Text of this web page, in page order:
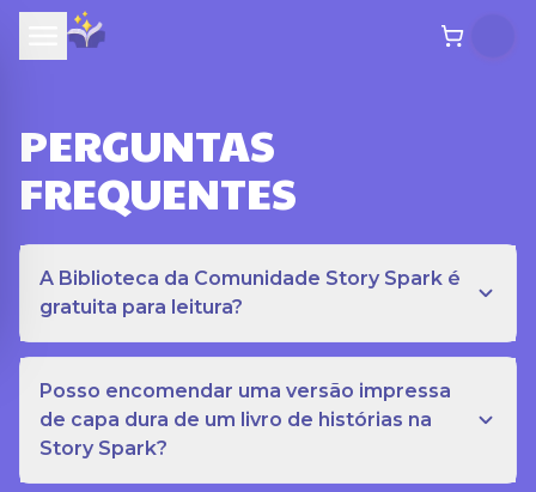
PERGUNTAS
FREQUENTES
A Biblioteca da Comunidade Story Spark é
gratuita para leitura?
Posso encomendar uma versão impressa
de capa dura de um livro de histórias na
Story Spark?